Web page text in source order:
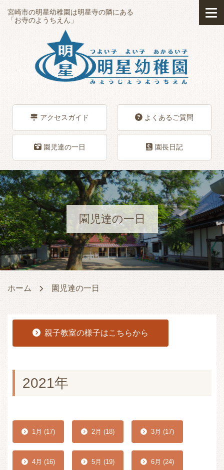
宮崎市の明星幼稚園は明星寺の隣にある
「お寺のようちえん」
アクセスガイド よくあるご質問
園児達の一日 園長日記
園児達の一日
ホーム 園児達の一日
親子教室の様子はこちらから
2021年
1月 (17) 2月 (18) 3月 (17)
4月 (16) 5月 (19) 6月 (24)